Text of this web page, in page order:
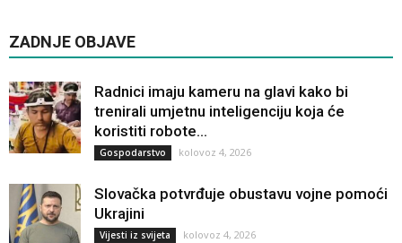
ZADNJE OBJAVE
Radnici imaju kameru na glavi kako bi
trenirali umjetnu inteligenciju koja će
koristiti robote...
Gospodarstvo kolovoz 4, 2026
Slovačka potvrđuje obustavu vojne pomoći
Ukrajini
Vijesti iz svijeta kolovoz 4, 2026